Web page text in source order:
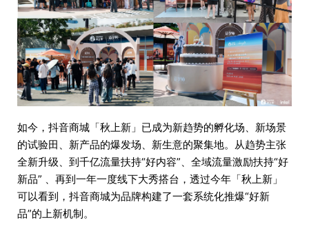
如今，抖音商城「秋上新」已成为新趋势的孵化场、新场景
的试验田、新产品的爆发场、新生意的聚集地。从趋势主张
全新升级、到千亿流量扶持“好内容”、全域流量激励扶持“好
新品” 、再到一年一度线下大秀搭台，透过今年「秋上新」
可以看到，抖音商城为品牌构建了一套系统化推爆“好新
品”的上新机制。